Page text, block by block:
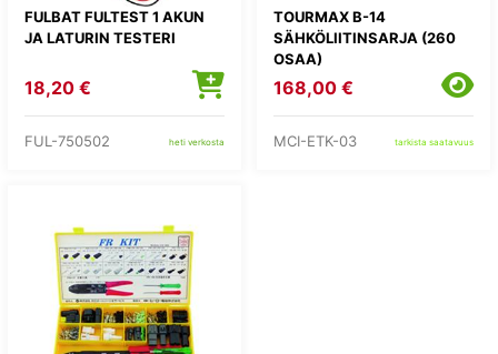
FULBAT FULTEST 1 AKUN
JA LATURIN TESTERI
18,20 €
FUL-750502 heti verkosta
TOURMAX B-14
SÄHKÖLIITINSARJA (260
OSAA)
168,00 €
MCI-ETK-03 tarkista saatavuus